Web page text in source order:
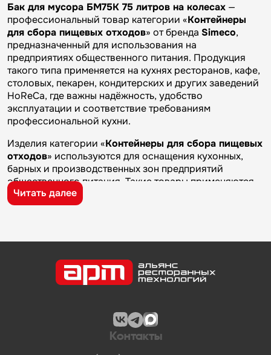
Бак для мусора БМ75К 75 литров на колесах —
профессиональный товар категории «Контейнеры
для сбора пищевых отходов» от бренда Simeco,
предназначенный для использования на
предприятиях общественного питания. Продукция
такого типа применяется на кухнях ресторанов, кафе,
столовых, пекарен, кондитерских и других заведений
HoReCa, где важны надёжность, удобство
эксплуатации и соответствие требованиям
профессиональной кухни.
Изделия категории «Контейнеры для сбора пищевых
отходов» используются для оснащения кухонных,
барных и производственных зон предприятий
общественного питания. Такие товары применяются
на профессиональных кухнях ресторанов и кафе, в
столовых, пекарнях, кондитерских и на пищевых
работы.
Simecoизвестен на рынке профессионального
оборудования и кухонного инвентаря благодаря
предприятиях общественного питания и подходит для
эксплуатации в условиях профессиональной кухни.
Читать далее
Контакты